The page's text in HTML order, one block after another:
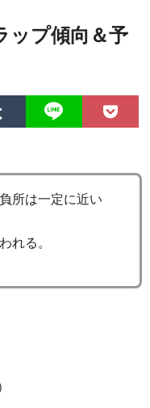
ップ傾向＆予
所は一定に近い
れる。